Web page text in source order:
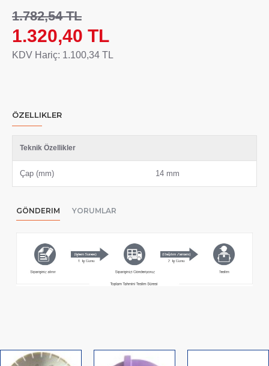
1.320,40 TL
1.782,54 TL
KDV Hariç: 1.100,34 TL
ÖZELLIKLER
Teknik Özellikler
Çap (mm) 14 mm
GÖNDERIM YORUMLAR